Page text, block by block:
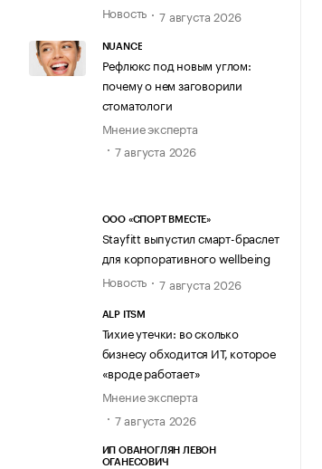
Новость
7 августа 2026
NUANCE
Рефлюкс под новым углом:
почему о нем заговорили
стоматологи
Мнение эксперта
7 августа 2026
ООО «СПОРТ ВМЕСТЕ»
Stayfitt выпустил смарт-браслет
для корпоративного wellbeing
Новость
7 августа 2026
ALP ITSM
Тихие утечки: во сколько
бизнесу обходится ИТ, которое
«вроде работает»
Мнение эксперта
7 августа 2026
ИП ОВАНОГЛЯН ЛЕВОН
ОГАНЕСОВИЧ